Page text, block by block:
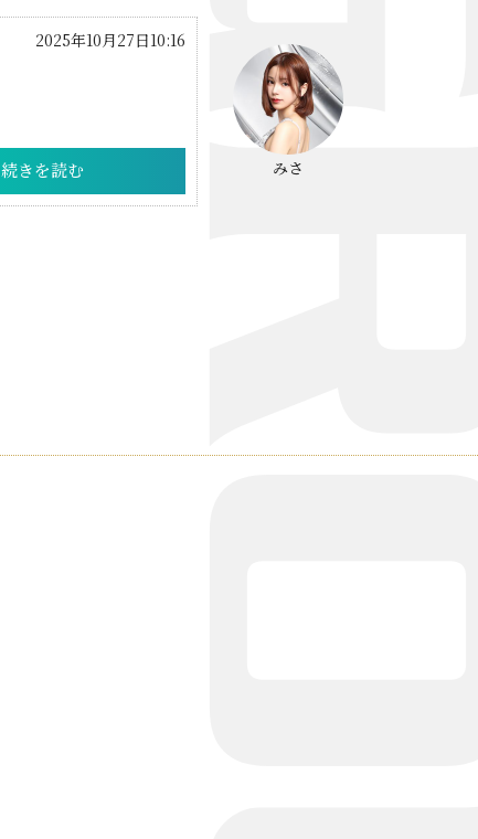
2025年10月27日10:16
続きを読む みさ